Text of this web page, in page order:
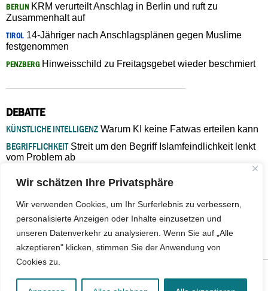
Wir schätzen Ihre Privatsphäre
Wir verwenden Cookies, um Ihr Surferlebnis zu verbessern,
personalisierte Anzeigen oder Inhalte einzusetzen und
unseren Datenverkehr zu analysieren. Wenn Sie auf „Alle
akzeptieren" klicken, stimmen Sie der Anwendung von
Cookies zu.
BERLIN KRM verurteilt Anschlag in Berlin und ruft zu
Zusammenhalt auf
TIROL14-Jähriger nach Anschlagsplänen gegen Muslime
festgenommen
PENZBERGHinweisschild zu Freitagsgebet wieder beschmiert
DEBATTE
KÜNSTLICHE INTELLIGENZ Warum KI keine Fatwas erteilen kann
BEGRIFFLICHKEITStreit um den Begriff Islamfeindlichkeit lenkt
vom Problem ab
Verantwortung bleibt“
ISLAMISCHE FAKULTÄT IN MÜNSTEREine kritische Schwelle für
die deutsche Religionspolitik
GASTBEITRAGWarum die muslimische Welt eine neue